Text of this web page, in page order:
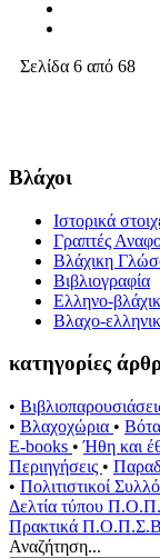
Σελίδα 6 από 68
Βλάχοι
Ιστορικά
Γραπτές
Βλάχικη
Βιβλιογραφία
Ελληνο-
Βλαχο-
κατηγορίες
•
• Βλαχοχώρια •
E-books •Ήθη και
Περιηγήσεις •
• Πολιτιστικοί
Δελτία τύπου
Πρακτικά Π.Ο.Π.Σ.Β
Αναζήτηση...